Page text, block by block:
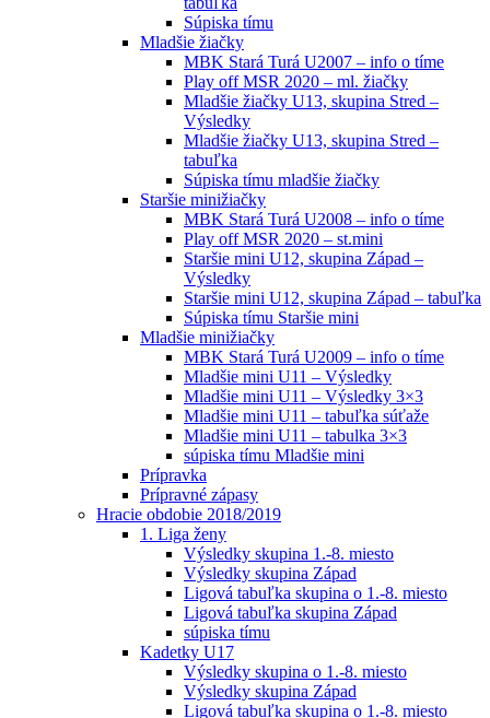
Súpiska tímu
Mladšie žiačky
MBK Stará Turá U2007 – info o tíme
Play off MSR 2020 – ml. žiačky
Mladšie žiačky U13, skupina Stred –
Výsledky
Mladšie žiačky U13, skupina Stred –
tabuľka
Súpiska tímu mladšie žiačky
Staršie minižiačky
MBK Stará Turá U2008 – info o tíme
Play off MSR 2020 – st.mini
Staršie mini U12, skupina Západ –
Výsledky
Staršie mini U12, skupina Západ – tabuľka
Súpiska tímu Staršie mini
Mladšie minižiačky
MBK Stará Turá U2009 – info o tíme
Mladšie mini U11 – Výsledky
Mladšie mini U11 – Výsledky 3×3
Mladšie mini U11 – tabuľka súťaže
Mladšie mini U11 – tabulka 3×3
súpiska tímu Mladšie mini
Prípravka
Prípravné zápasy
Hracie obdobie 2018/2019
1. Liga ženy
Výsledky skupina 1.-8. miesto
Výsledky skupina Západ
Ligová tabuľka skupina o 1.-8. miesto
Ligová tabuľka skupina Západ
súpiska tímu
Kadetky U17
Výsledky skupina o 1.-8. miesto
Výsledky skupina Západ
Ligová tabuľka skupina o 1.-8. miesto